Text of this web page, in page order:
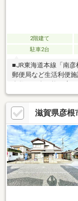
2階建て
駐車2台
■JR東海道本線「南
郵便局など生活利便
台数１２台可能！広
滋賀県彦根